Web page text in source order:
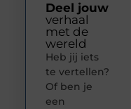
Deel jouw
verhaal
met de
wereld
Heb jij iets
te vertellen?
Of ben je
een